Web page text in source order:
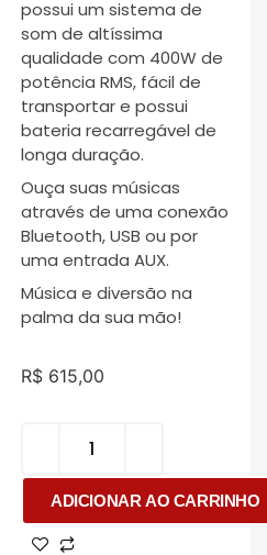
possui um sistema de
som de altíssima
qualidade com 400W de
potência RMS, fácil de
transportar e possui
bateria recarregável de
longa duração.
Ouça suas músicas
através de uma conexão
Bluetooth, USB ou por
uma entrada AUX.
Música e diversão na
palma da sua mão!
R$ 615,00
ADICIONAR AO CARRINHO